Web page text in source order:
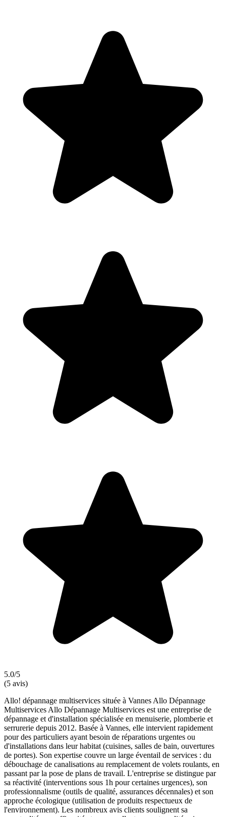
5.0/5
(5 avis)
Allo! dépannage multiservices située à Vannes Allo Dépannage
Multiservices Allo Dépannage Multiservices est une entreprise de
dépannage et d'installation spécialisée en menuiserie, plomberie et
serrurerie depuis 2012. Basée à Vannes, elle intervient rapidement
pour des particuliers ayant besoin de réparations urgentes ou
d'installations dans leur habitat (cuisines, salles de bain, ouvertures
de portes). Son expertise couvre un large éventail de services : du
débouchage de canalisations au remplacement de volets roulants, en
passant par la pose de plans de travail. L'entreprise se distingue par
sa réactivité (interventions sous 1h pour certaines urgences), son
professionnalisme (outils de qualité, assurances décennales) et son
approche écologique (utilisation de produits respectueux de
l'environnement). Les nombreux avis clients soulignent sa